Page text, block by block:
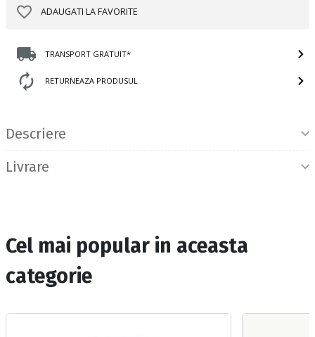
ADAUGATI LA FAVORITE
TRANSPORT GRATUIT*
RETURNEAZA PRODUSUL
Descriere
Livrare
Cel mai popular in aceasta
categorie